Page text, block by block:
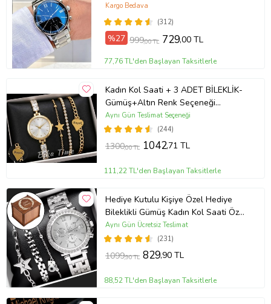
(312)
Kargo Bedava
%27 999,00 TL 729,00 TL
77,76 TL'den Başlayan Taksitlerle
Kadın Kol Saati + 3 ADET BİLEKLİK-
Gümüş+Altın Renk Seçeneği
ayarlanabilir kordon Kadın Kol Saati
BİLEKLİK HEDİYE Altın Renk - Kız
Arkadaşa hediye (Altın)
(244)
Aynı Gün Teslimat Seçeneği
1300,00 TL 1042,71 TL
111,22 TL'den Başlayan Taksitlerle
Hediye Kutulu Kişiye Özel Hediye
Bileklikli Gümüş Kadın Kol Saati Özel
Kutusunda (Gümüş)
(231)
Aynı Gün Ücretsiz Teslimat
1099,90 TL 829,90 TL
88,52 TL'den Başlayan Taksitlerle